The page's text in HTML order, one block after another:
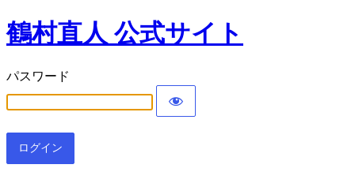
鶴村直人 公式サイト
パスワード